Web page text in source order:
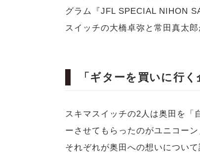
グラム『JFL SPECIAL NIHON
スイッチの大橋卓弥と常田真太郎
「ギターを買いに行
スキマスイッチの2人は奥田を「
ーさせてもらったのがユニコー
それぞれが奥田への想いについて